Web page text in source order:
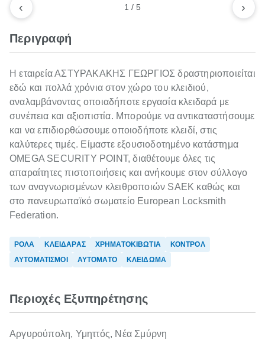
‹ 1 /5 ›
Περιγραφή
Η εταιρεία ΑΣΤΥΡΑΚΑΚΗΣ ΓΕΩΡΓΙΟΣ δραστηριοποιείται
εδώ και πολλά χρόνια στον χώρο του κλειδιού,
αναλαμβάνοντας οποιαδήποτε εργασία κλειδαρά με
συνέπεια και αξιοπιστία. Μπορούμε να αντικαταστήσουμε
και να επιδιορθώσουμε οποιοδήποτε κλειδί, στις
καλύτερες τιμές. Είμαστε εξουσιοδοτημένο κατάστημα
OMEGA SECURITY POINT, διαθέτουμε όλες τις
απαραίτητες πιστοποιήσεις και ανήκουμε στον σύλλογο
των αναγνωρισμένων κλειθροποιών SAEK καθώς και
στο πανευρωπαϊκό σωματείο European Locksmith
Federation.
ΡΟΛΑ ΚΛΕΙΔΑΡΑΣ ΧΡΗΜΑΤΟΚΙΒΩΤΙΑ
ΚΟΝΤΡΟΛ
ΑΥΤΟΜΑΤΙΣΜΟΙ
ΑΥΤΟΜΑΤΟ ΚΛΕΙΔΩΜΑ
Περιοχές Εξυπηρέτησης
Αργυρούπολη, Υμηττός, Νέα Σμύρνη